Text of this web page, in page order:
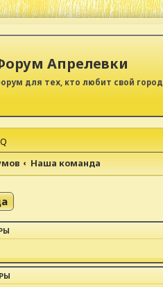
Апрелевки
для тех, кто любит свой город
Наша команда